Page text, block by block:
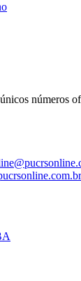
números